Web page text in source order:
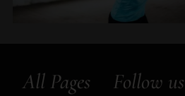
All Pages Follow us